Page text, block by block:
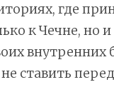
где
к Чечне, но и
внутренних
ставить